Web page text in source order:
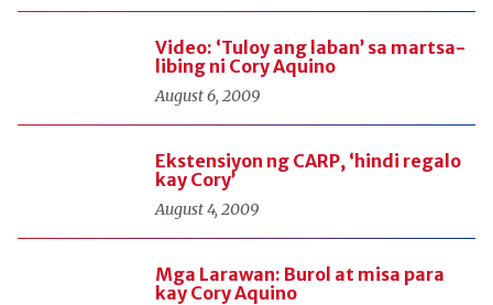
Video: ‘Tuloy ang laban’ sa martsa-
libing ni Cory Aquino
August 6, 2009
Ekstensiyon ng CARP, ‘hindi regalo
kay Cory’
August 4, 2009
Mga Larawan: Burol at misa para
kay Cory Aquino